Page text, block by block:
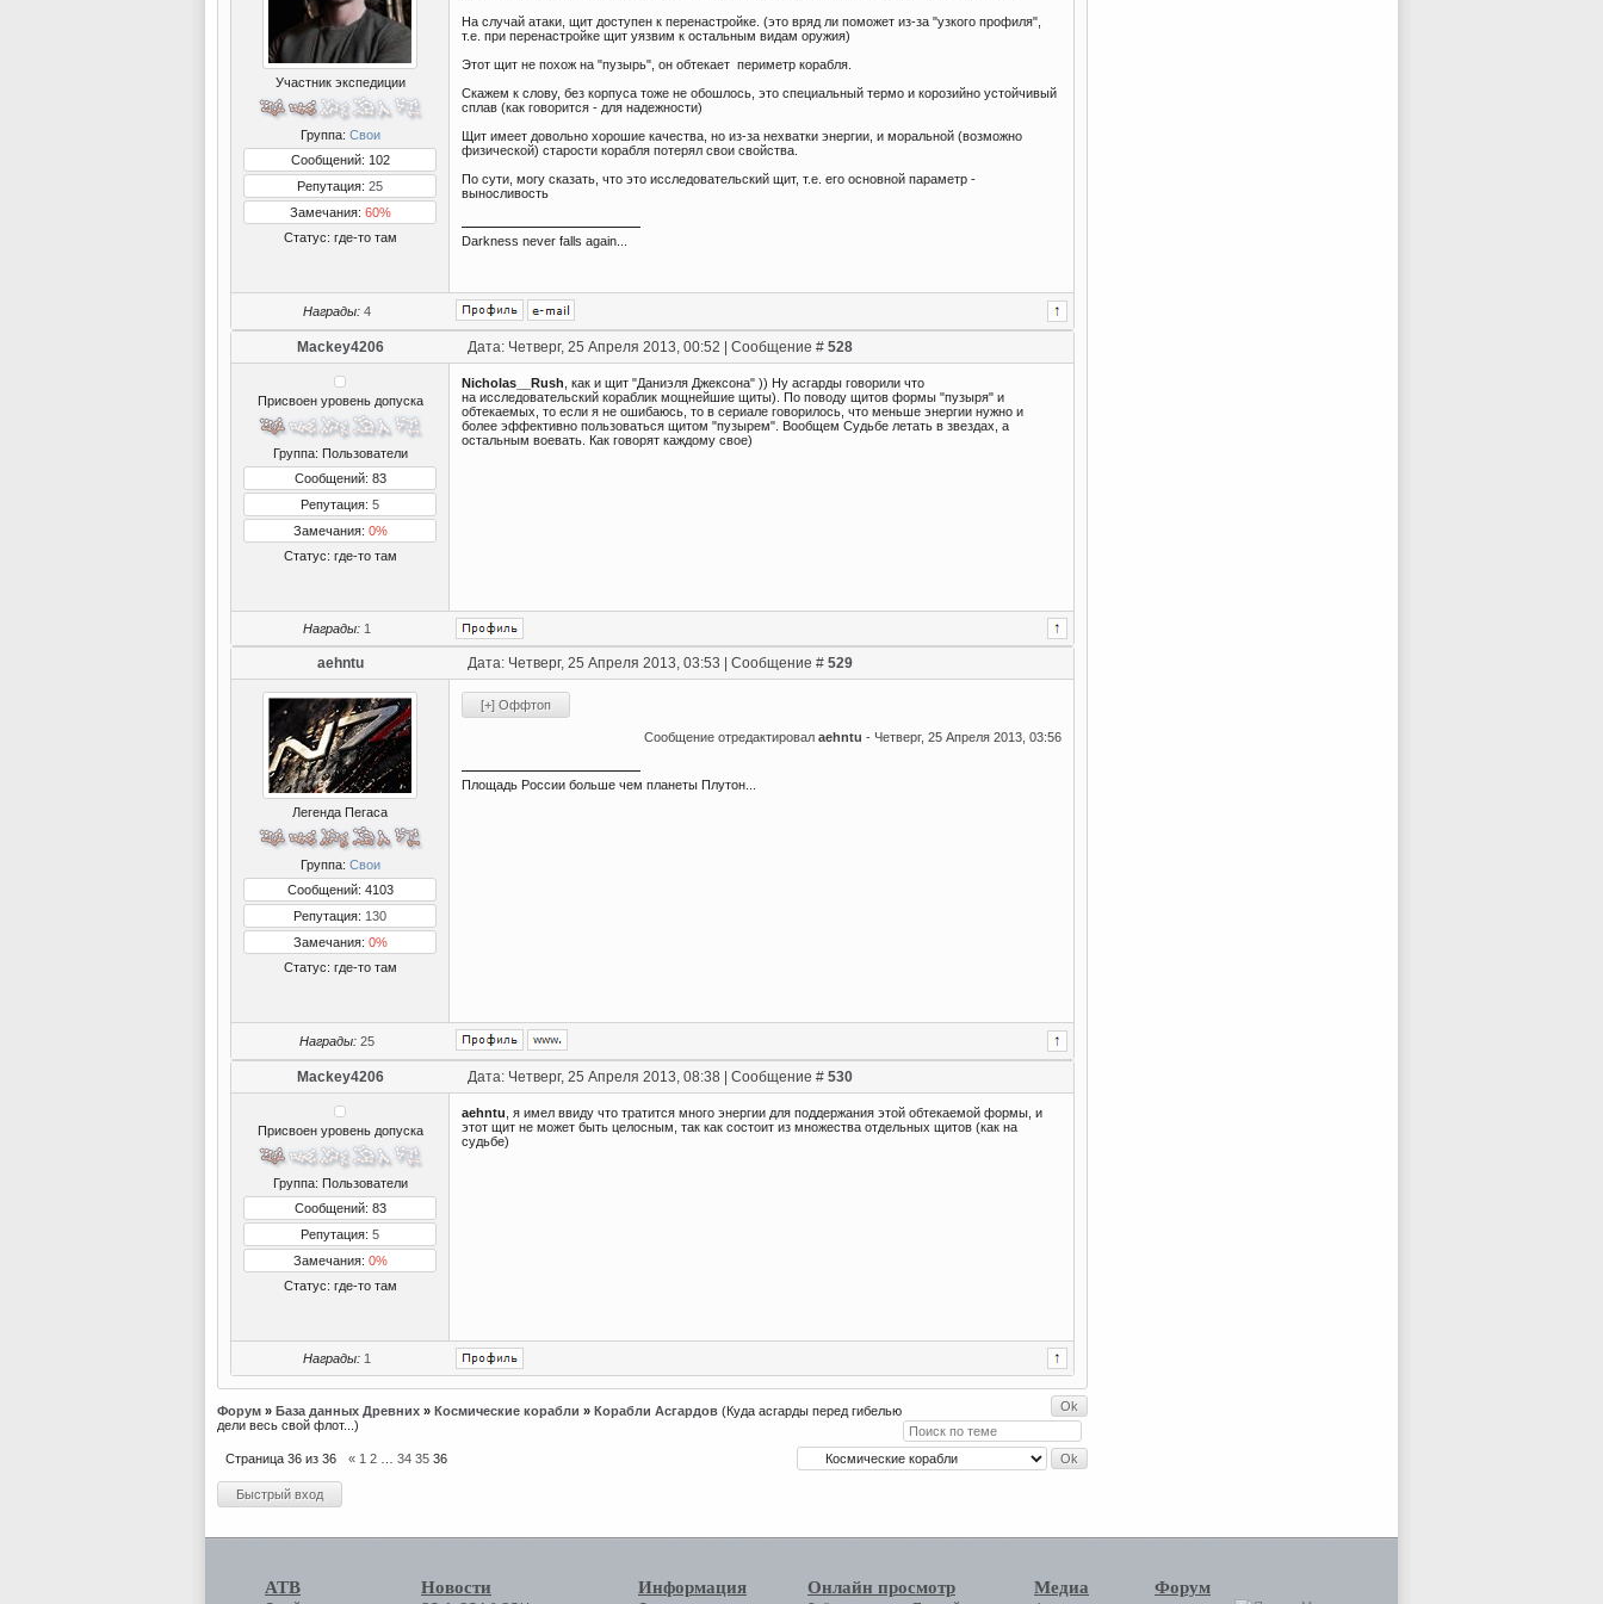
Участник экспедиции
Группа: Свои
Сообщений: 102
Репутация: 25
Замечания: 60%
Статус: где-то там
На случай атаки, щит доступен к перенастройке. (это вряд ли поможет из-за "узкого профиля",
т.е. при перенастройке щит уязвим к остальным видам оружия)
Этот щит не похож на "пузырь", он обтекает периметр корабля.
Скажем к слову, без корпуса тоже не обошлось, это специальный термо и корозийно устойчивый
сплав (как говорится - для надежности)
Щит имеет довольно хорошие качества, но из-за нехватки энергии, и моральной (возможно
физической) старости корабля потерял свои свойства.
По сути, могу сказать, что это исследовательский щит, т.е. его основной параметр -
выносливость
Darkness never falls again...
Награды: 4
Mackey4206 Дата: Четверг, 25 Апреля 2013, 00:52 | Сообщение # 528
Присвоен уровень допуска
Группа: Пользователи
Сообщений: 83
Репутация: 5
Замечания: 0%
Статус: где-то там
Nicholas__Rush , как и щит "Даниэля Джексона" )) Ну асгарды говорили что
на исследовательский кораблик мощнейшие щиты). По поводу щитов формы "пузыря" и
обтекаемых, то если я не ошибаюсь, то в сериале говорилось, что меньше энергии нужно и
более эффективно пользоваться щитом "пузырем". Вообщем Судьбе летать в звездах, а
остальным воевать. Как говорят каждому свое)
Награды: 1
aehntu Дата: Четверг, 25 Апреля 2013, 03:53 | Сообщение # 529
Легенда Пегаса
Группа: Свои
Сообщений: 4103
Репутация: 130
Замечания: 0%
Статус: где-то там
Сообщение отредактировал aehntu - Четверг, 25 Апреля 2013, 03:56
Площадь России больше чем планеты Плутон...
Награды: 25
Mackey4206 Дата: Четверг, 25 Апреля 2013, 08:38 | Сообщение # 530
Присвоен уровень допуска
Группа: Пользователи
Сообщений: 83
Репутация: 5
Замечания: 0%
Статус: где-то там
aehntu , я имел ввиду что тратится много энергии для поддержания этой обтекаемой формы, и
этот щит не может быть целосным, так как состоит из множества отдельных щитов (как на
судьбе)
Награды: 1
Форум » База данных Древних » Космические корабли » Корабли Асгардов (Куда асгарды перед гибелью
дели весь свой флот...)
Страница 36 из 36 « 1 2 34 35 36
АТВ Новости Информация Онлайн просмотр Медиа Форум